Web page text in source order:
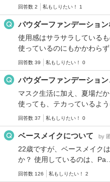
回答数 2 私もしりたい！ 1
パウダーファンデーショ
使用感はサラサラしている
使っているのにもかかわら
回答数 39 私もしりたい！ 0
パウダーファンデーショ
マスク生活に加え、夏場だ
使っても、テカっているよ
回答数 37 私もしりたい！ 0
ベースメイクについて by
22歳ですが、ベースメイク
か？ 使用しているのは、Pa…
回答数 126 私もしりたい！ 2